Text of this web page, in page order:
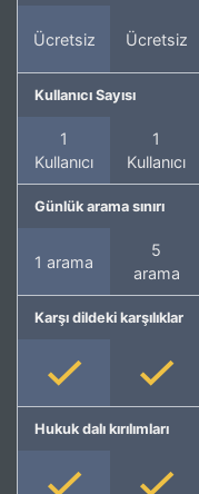
Ücretsiz Ücretsiz
Kullanıcı Sayısı
1
Kullanıcı
1
Kullanıcı
Günlük arama sınırı
1 arama
5
arama
Karşı dildeki karşılıklar
Hukuk dalı kırılımları